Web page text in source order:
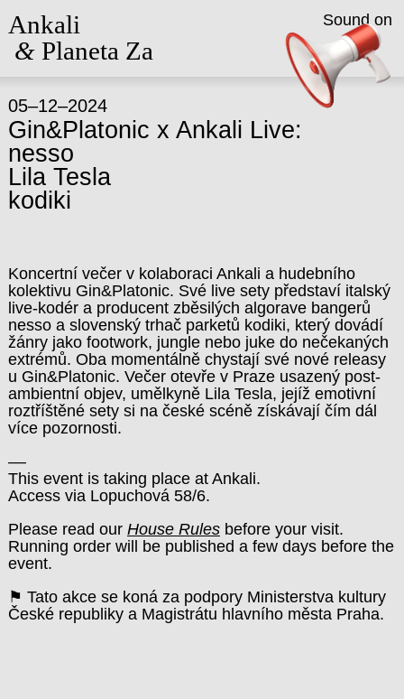
Ankali
&Planeta Za
05–12–2024
Gin&Platonic x Ankali Live:
nesso
Lila Tesla
kodiki
Koncertní večer v kolaboraci Ankali a hudebního
kolektivu Gin&Platonic. Své live sety představí italský
live-kodér a producent zběsilých algorave bangerů
nesso a slovenský trhač parketů kodiki, který dovádí
žánry jako footwork, jungle nebo juke do nečekaných
extrémů. Oba momentálně chystají své nové releasy
u Gin&Platonic. Večer otevře v Praze usazený post-
ambientní objev, umělkyně Lila Tesla, jejíž emotivní
roztříštěné sety si na české scéně získávají čím dál
více pozornosti.
––
This event is taking place at Ankali.
Access via Lopuchová 58/6.
Please read our House Rulesbefore your visit.
Running order will be published a few days before the
event.
⚑ Tato akce se koná za podpory Ministerstva kultury
České republiky a Magistrátu hlavního města Praha.
Sound on